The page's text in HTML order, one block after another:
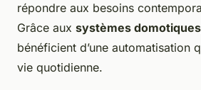
répondre aux besoins
Grâce aux systèmes domotiques
bénéficient d’une automatisation
vie quotidienne.